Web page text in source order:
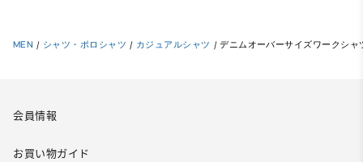
MEN / シャツ・ポロシャツ / カジュアルシャツ / デニムオーバーサイズワークシャ
会員情報
お買い物ガイド